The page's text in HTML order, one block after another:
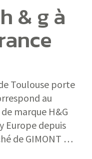
& g à
Toulouse porte
au
marque H&G
Europe depuis
de GIMONT …